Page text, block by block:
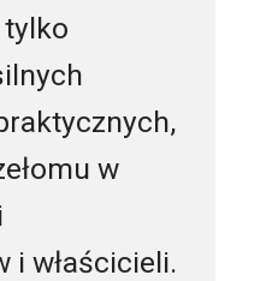
w
i właścicieli.